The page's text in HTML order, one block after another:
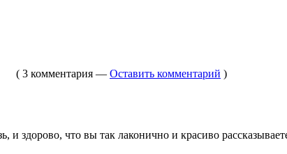
( 3 комментария — Оставить комментарий )
и здорово, что вы так лаконично и красиво